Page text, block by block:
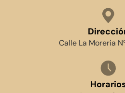
Calle La Moreria